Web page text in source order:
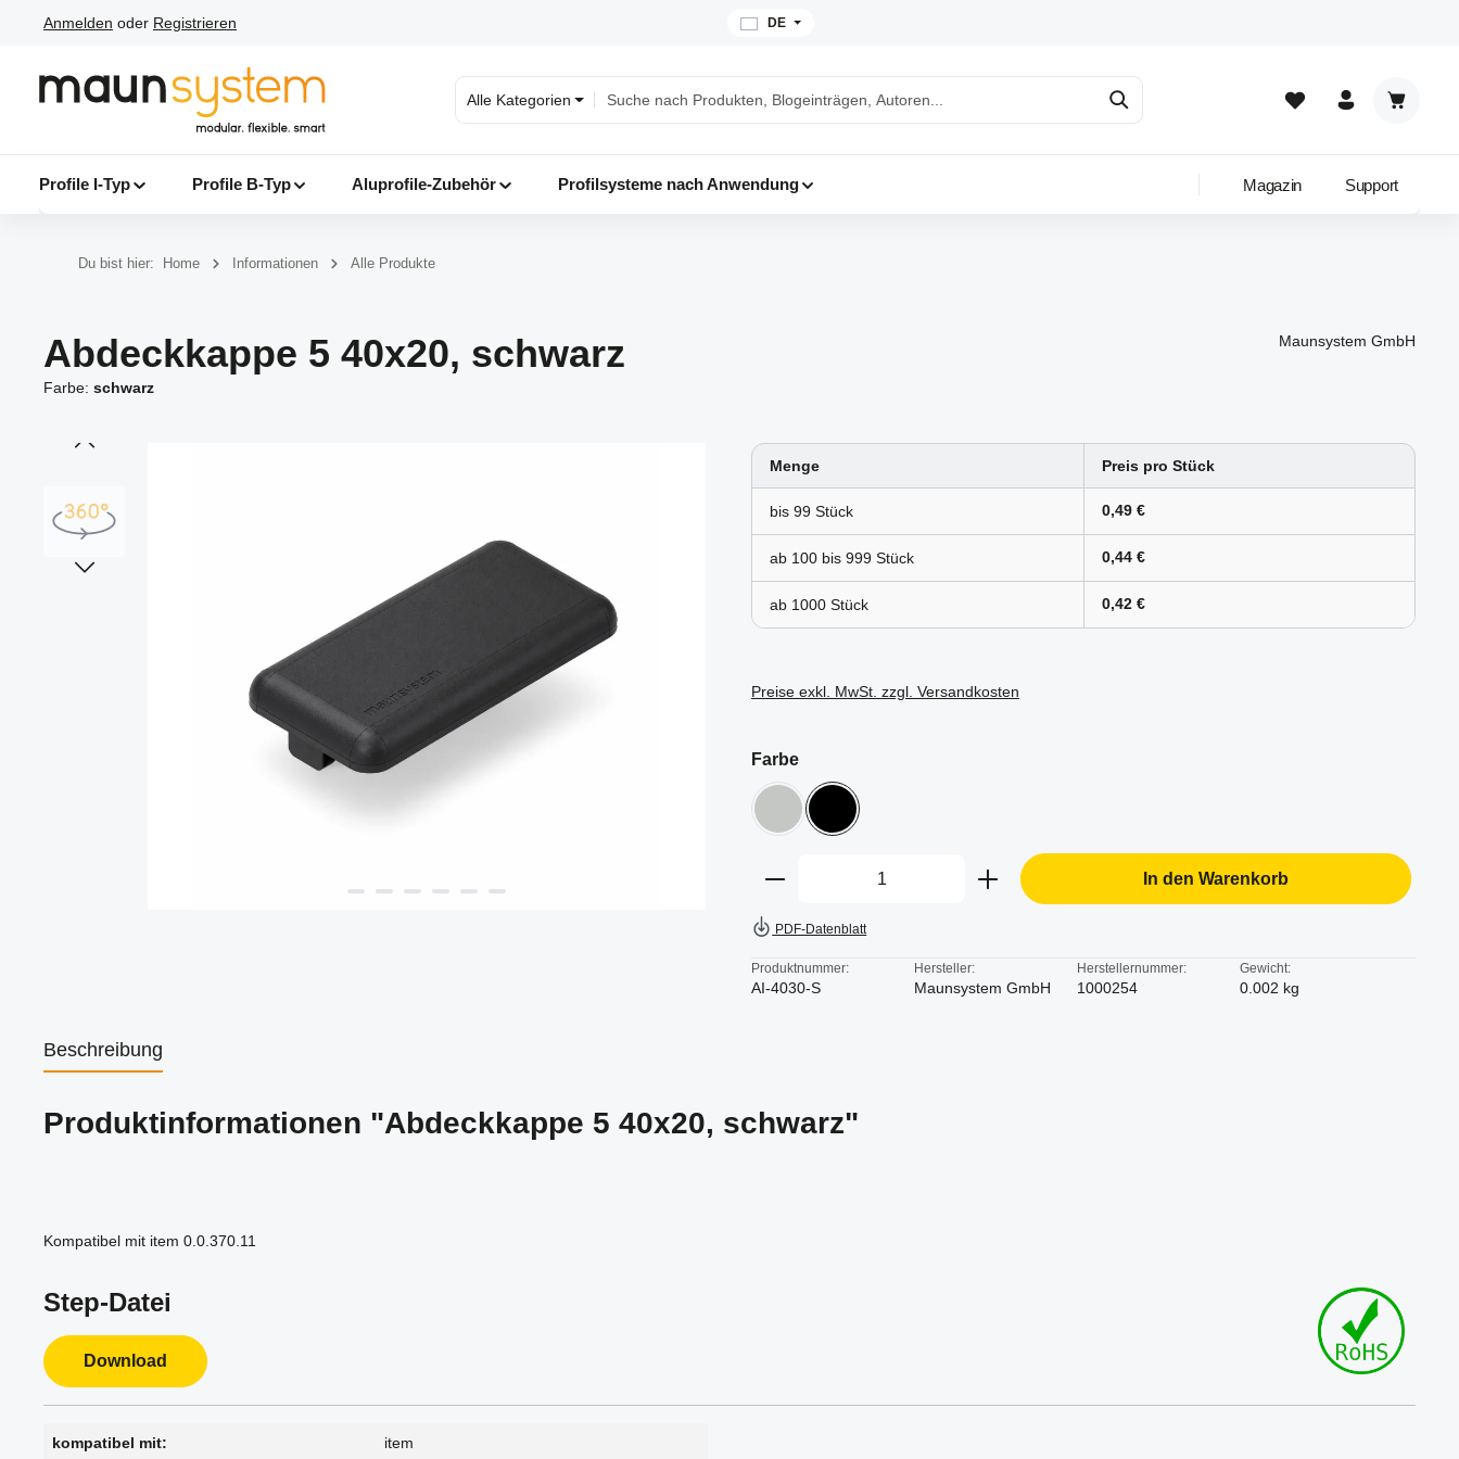
Hauptinhalt springen
Zur Suche springen
Zur Hauptnavigation springen
Anmelden oder Registrieren DE
Alle Kategorien
Profile I-Typ Profile B-Typ Aluprofile-Zubehör Profilsysteme nach Anwendung Magazin Support
Du bist hier: Home Informationen Alle Produkte
Abdeckkappe 5 40x20, schwarz
Farbe: schwarz
Maunsystem GmbH
Menge Preis pro Stück
bis 99 0,49 €
ab 100 bis 999 0,44 €
ab 1000 0,42 €
Preise exkl. MwSt. zzgl. Versandkosten
Farbeauswählen
grau schwarz
Produkt Anzahl: Gib den gewünschten Wert ein oder
In den Warenkorb
PDF-Datenblatt
Produktnummer:
AI-4030-S
Hersteller:
Maunsystem GmbH
Herstellernummer:
1000254
Gewicht:
0.002 kg
Beschreibung
Produktinformationen "Abdeckkappe 5 40x20, schwarz"
Kompatibel mit item 0.0.370.11
Step-Datei
Download
kompatibel mit: item